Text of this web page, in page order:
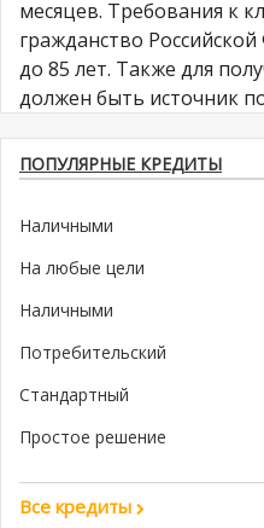
месяцев. Требования к
гражданство
до 85 лет. Также для
должен быть источник
ПОПУЛЯРНЫЕ КРЕДИТЫ
Наличными
На любые цели
Наличными
Потребительский
Стандартный
Простое решение
Все кредиты